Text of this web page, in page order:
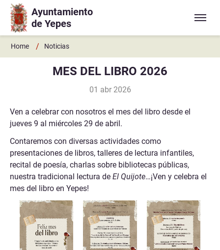
Ir a contenido principal
Ayuntamiento
de Yepes
Home / Noticias
MES DEL LIBRO 2026
01 abr 2026
Ven a celebrar con nosotros el mes del libro desde el
jueves 9 al miércoles 29 de abril.
Contaremos con diversas actividades como
presentaciones de libros, talleres de lectura infantiles,
recital de poesía, charlas sobre bibliotecas públicas,
nuestra tradicional lectura de El Quijote…¡Ven y celebra el
mes del libro en Yepes!